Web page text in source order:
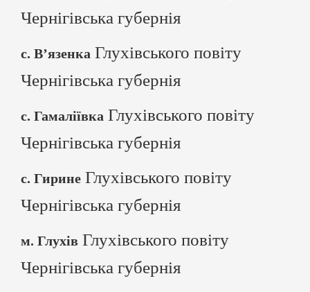
Чернігівська губернія
с. В’язенка Глухівського повіту
Чернігівська губернія
с. Гамаліївка Глухівського повіту
Чернігівська губернія
с. Гирине Глухівського повіту
Чернігівська губернія
м. Глухів Глухівського повіту
Чернігівська губернія